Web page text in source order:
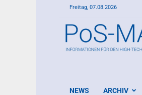
Freitag, 07.08.2026
Mail
NEWS ARCHIV